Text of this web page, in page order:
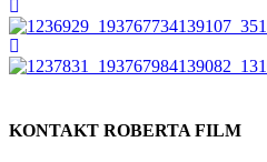
KONTAKT ROBERTA FILM